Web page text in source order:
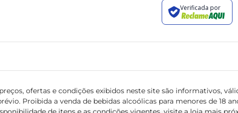
ofertas e condições exibidos neste site são informativos,
Proibida a venda de bebidas alcoólicas para menores de 18